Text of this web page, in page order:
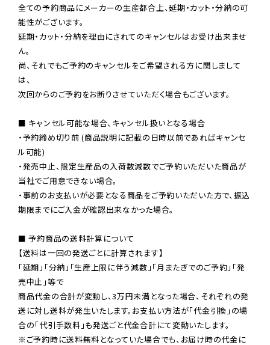
全ての予約商品にメーカーの生産都合上、延期・カット・分納の可
能性がございます。
延期・カット・分納を理由にされてのキャンセルはお受け出来ませ
ん。
尚、それでもご予約のキャンセルをご希望される方に関しまして
は、
次回からのご予約をお断りさせていただく場合もございます。
■ キャンセル可能な場合、キャンセル扱いとなる場合
・予約締め切り前 (商品説明に記載の日時以前であればキャンセ
ル可能)
・発売中止、限定生産品の入荷数減数でご予約いただいた商品が
当社でご用意できない場合。
・事前のお支払いが必要となる商品をご予約いただいた方で、振込
期限までにご入金が確認出来なかった場合。
■ 予約商品の送料計算について
【送料は一回の発送ごとに計算されます】
「延期」「分納」「生産上限に伴う減数」「月またぎでのご予約」「発
売中止」等で
商品代金の合計が変動し、3万円未満となった場合、それぞれの発
送に対し送料が発生いたします。お支払い方法が「代金引換」の場
※ご予約時に送料無料となっていた場合でも、お届け時の代金に